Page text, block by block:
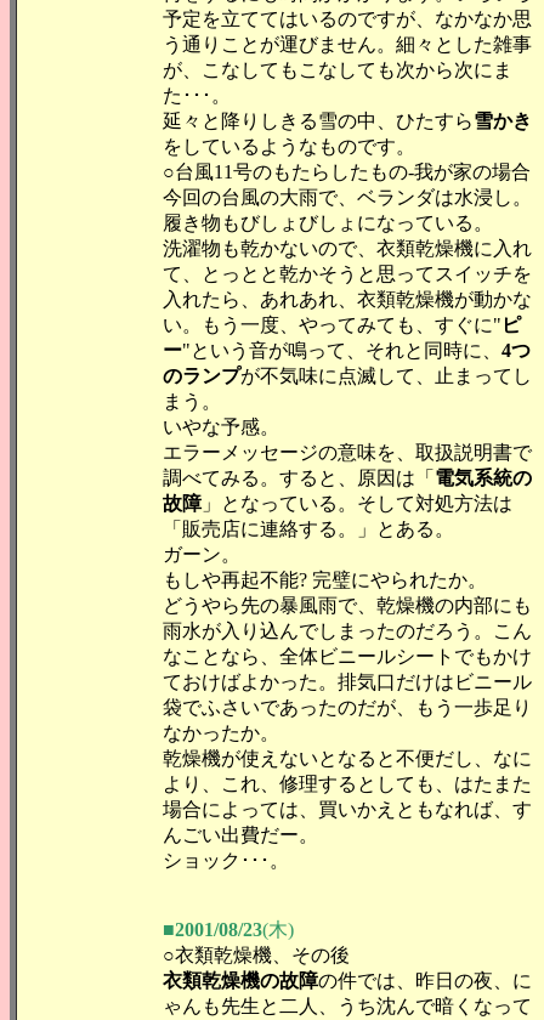
予定を立ててはいるのですが、なかなか思
う通りことが運びません。細々とした雑事
が、こなしてもこなしても次から次にま
た･･･。
延々と降りしきる雪の中、ひたすら雪かき
をしているようなものです。
○台風11号のもたらしたもの-我が家の場合
今回の台風の大雨で、ベランダは水浸し。
履き物もびしょびしょになっている。
洗濯物も乾かないので、衣類乾燥機に入れ
て、とっとと乾かそうと思ってスイッチを
入れたら、あれあれ、衣類乾燥機が動かな
い。もう一度、やってみても、すぐに" ピ
ー"という音が鳴って、それと同時に、 4つ
のランプが不気味に点滅して、止まってし
まう。
いやな予感。
エラーメッセージの意味を、取扱説明書で
調べてみる。すると、原因は「 電気系統の
故障」となっている。そして対処方法は
「販売店に連絡する。」とある。
ガーン。
もしや再起不能? 完璧にやられたか。
どうやら先の暴風雨で、乾燥機の内部にも
雨水が入り込んでしまったのだろう。こん
なことなら、全体ビニールシートでもかけ
ておけばよかった。排気口だけはビニール
袋でふさいであったのだが、もう一歩足り
なかったか。
乾燥機が使えないとなると不便だし、なに
より、これ、修理するとしても、はたまた
場合によっては、買いかえともなれば、す
んごい出費だー。
ショック･･･。
■2001/08/23(木)
○衣類乾燥機、その後
衣類乾燥機の故障の件では、昨日の夜、に
ゃんも先生と二人、うち沈んで暗くなって